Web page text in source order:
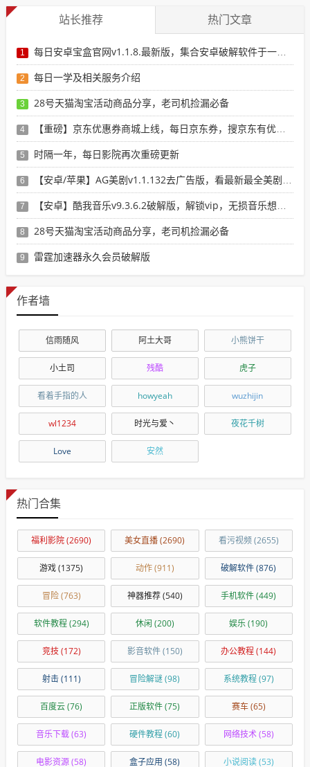
站长推荐 热门文章
1 每日安卓宝盒官网v1.1.8.最新版，集合安卓破解软件于一体，新增全网搜索引擎
2 每日一学及相关服务介绍
3 28号天猫淘宝活动商品分享，老司机捡漏必备
4 【重磅】京东优惠券商城上线，每日京东券，搜京东有优惠的商品
5 时隔一年，每日影院再次重磅更新
6 【安卓/苹果】AG美剧v1.1.132去广告版，看最新最全美剧选这个就行了！
7 【安卓】酷我音乐v9.3.6.2破解版，解锁vip，无损音乐想下就下！
8 28号天猫淘宝活动商品分享，老司机捡漏必备
9 雷霆加速器永久会员破解版
作者墙
信雨随风 阿土大哥 小熊饼干
小土司 残酷 虎子
看着手指的人 howyeah wuzhijin
wl1234 时光与爱丶 夜花千树
Love 安然
热门合集
福利影院(2690) 美女直播(2690) 看污视频(2655)
游戏(1375) 动作(911) 破解软件(876)
冒险(763) 神器推荐(540) 手机软件(449)
软件教程(294) 休闲 (200) 娱乐(190)
竞技(172) 影音软件(150) 办公教程(144)
射击(111) 冒险解谜(98) 系统教程(97)
百度云(76) 正版软件(75) 赛车(65)
音乐下载(63) 硬件教程(60) 网络技术(58)
电影资源(58) 盒子应用 (58) 小说阅读(53)